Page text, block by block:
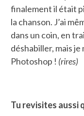
finalement il était
la chanson. J’ai
dans un coin, en
déshabiller, mais
Photoshop ! (rires)
Tu revisites aussi